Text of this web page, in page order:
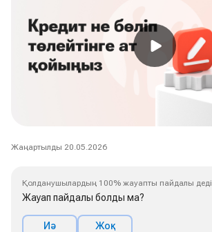
Жаңартылды 20.05.2026
Қолданушылардың 100% жауапты пайдалы деді
Жауап пайдалы болды ма?
Иә Жоқ